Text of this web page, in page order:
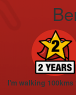
I'm walking